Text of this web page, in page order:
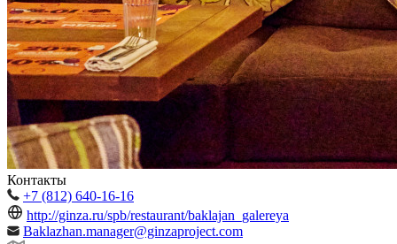
Контакты
+7 (812) 640-16-16
http://ginza.ru/spb/restaurant/baklajan_galereya
Baklazhan.manager@ginzaproject.com